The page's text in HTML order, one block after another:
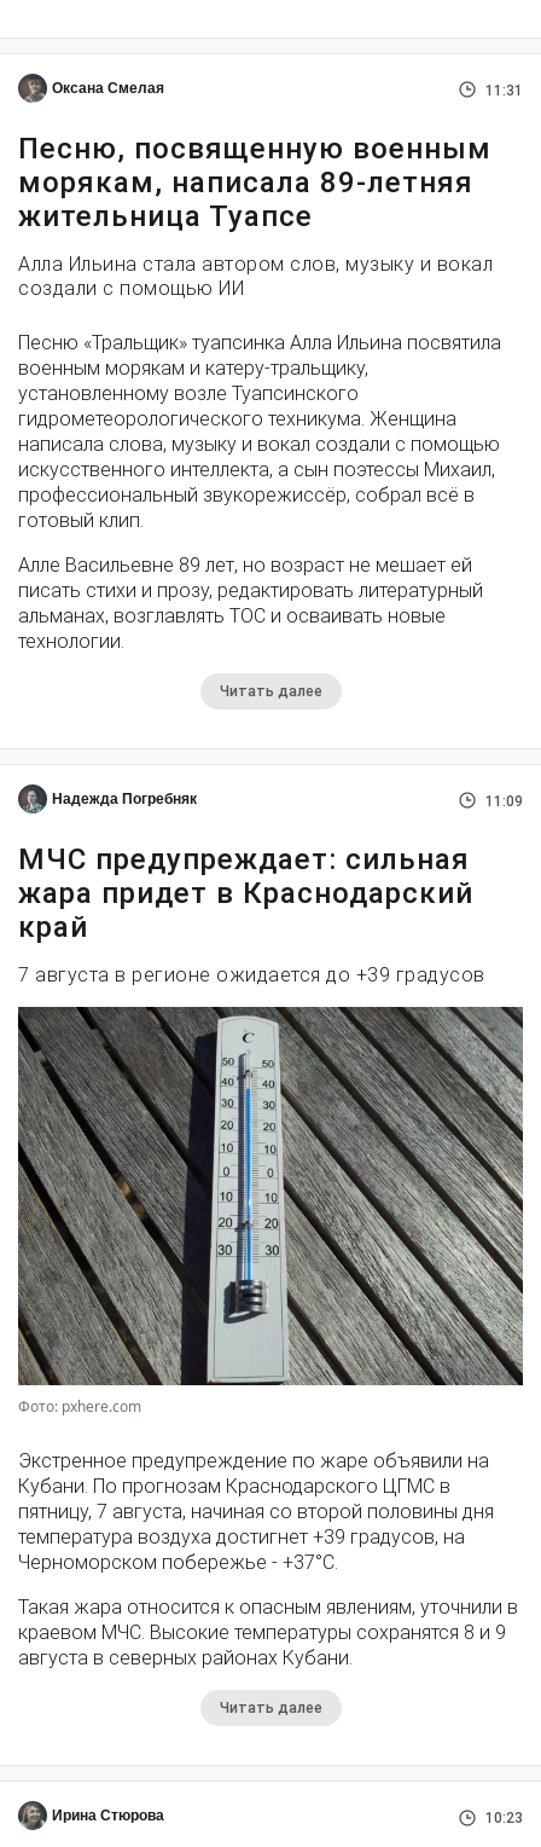
Оксана Смелая 11:31
Песню, посвященную военным
морякам, написала 89-летняя
жительница Туапсе
Алла Ильина стала автором слов, музыку и вокал
создали с помощью ИИ
Песню «Тральщик» туапсинка Алла Ильина посвятила
военным морякам и катеру-тральщику,
установленному возле Туапсинского
гидрометеорологического техникума. Женщина
написала слова, музыку и вокал создали с помощью
искусственного интеллекта, а сын поэтессы Михаил,
профессиональный звукорежиссёр, собрал всё в
готовый клип.
Алле Васильевне 89 лет, но возраст не мешает ей
писать стихи и прозу, редактировать литературный
альманах, возглавлять ТОС и осваивать новые
технологии.
Читать далее
Надежда Погребняк 11:09
МЧС предупреждает: сильная
жара придет в Краснодарский
край
7 августа в регионе ожидается до +39 градусов
Фото: pxhere.com
Экстренное предупреждение по жаре объявили на
Кубани. По прогнозам Краснодарского ЦГМС в
пятницу, 7 августа, начиная со второй половины дня
температура воздуха достигнет +39 градусов, на
Черноморском побережье - +37°­С.
Такая жара относится к опасным явлениям, уточнили в
краевом МЧС. Высокие температуры сохранятся 8 и 9
августа в северных районах Кубани.
Читать далее
Ирина Стюрова 10:23